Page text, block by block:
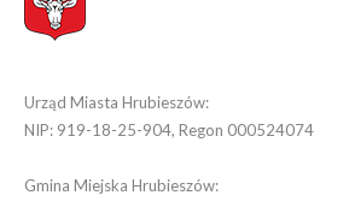
Urząd Miasta Hrubieszów:
NIP: 919-18-25-904, Regon 000524074
Gmina Miejska Hrubieszów: